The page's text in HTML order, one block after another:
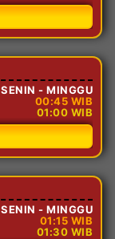
SENIN - MINGGU
00:45 WIB
01:00 WIB
SENIN - MINGGU
01:15 WIB
01:30 WIB